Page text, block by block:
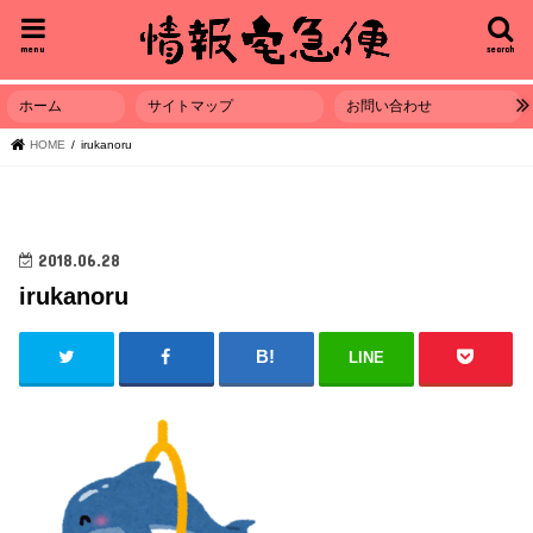
search
menu
ホーム サイトマップ お問い合わせ
HOME irukanoru
2018.06.28
irukanoru
LINE